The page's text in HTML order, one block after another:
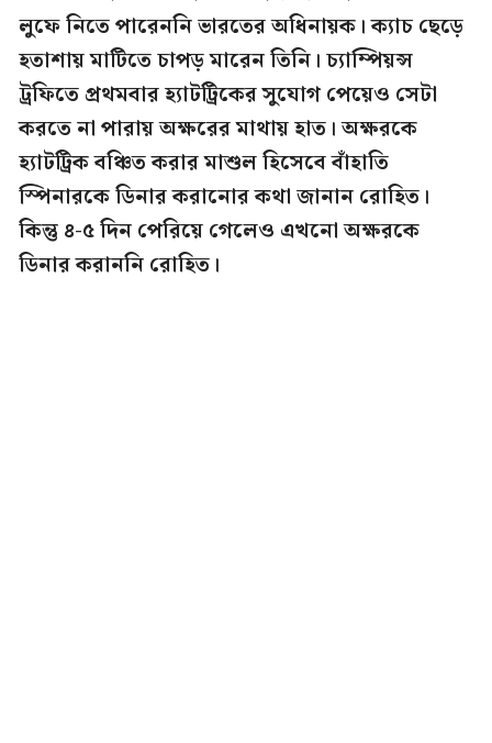
লুফে নিতে পারেননি ভারতের অধিনায়ক। ক্যাচ ছেড়ে
হতাশায় মাটিতে চাপড় মারেন তিনি। চ্যাম্পিয়ন্স
ট্রফিতে প্রথমবার হ্যাটট্রিকের সুযোগ পেয়েও সেটা
করতে না পারায় অক্ষরের মাথায় হাত। অক্ষরকে
হ্যাটট্রিক বঞ্চিত করার মাশুল হিসেবে বাঁহাতি
স্পিনারকে ডিনার করানোর কথা জানান রোহিত।
কিন্তু ৪-৫ দিন পেরিয়ে গেলেও এখনো অক্ষরকে
ডিনার করাননি রোহিত।